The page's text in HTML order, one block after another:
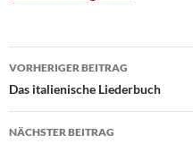
Beitragsnavigation
VORHERIGER BEITRAG
Das italienische Liederbuch
NÄCHSTER BEITRAG